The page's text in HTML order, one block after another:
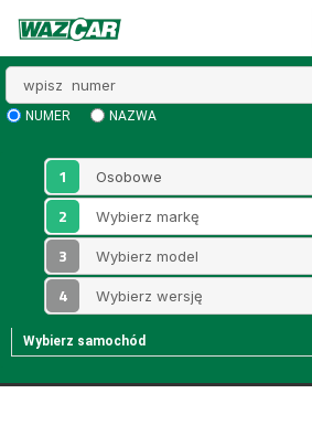
numer
NUMER NAZWA
1
2
3
4
Wybierz samochód